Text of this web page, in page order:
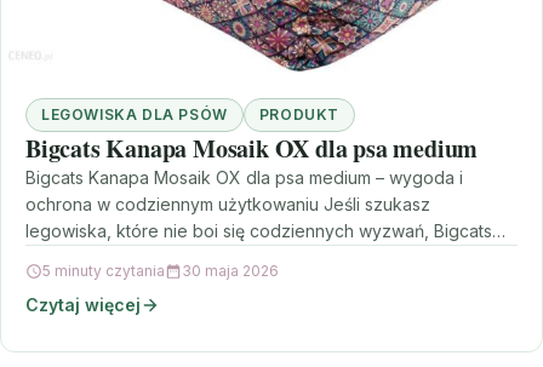
LEGOWISKA DLA PSÓW PRODUKT
Bigcats Kanapa Mosaik OX dla psa medium
Bigcats Kanapa Mosaik OX dla psa medium – wygoda i
ochrona w codziennym użytkowaniu Jeśli szukasz
legowiska, które nie boi się codziennych wyzwań, Bigcats…
5 minuty czytania 30 maja 2026
Czytaj więcej